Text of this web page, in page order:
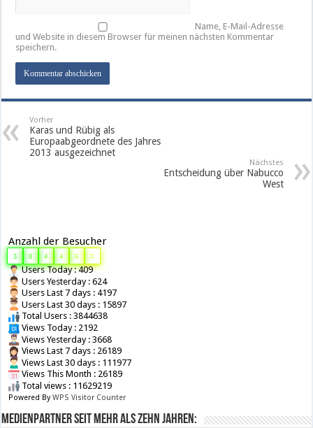
Name, E-Mail-Adresse
und Website in diesem Browser für meinen nächsten Kommentar
speichern.
Vorher
Karas und Rübig als
Europaabgeordnete des Jahres
2013 ausgezeichnet
Nächstes
Entscheidung über Nabucco
West
Anzahl der Besucher
3 8 4 4 6 3
Users Today : 409
Users Yesterday : 624
Users Last 7 days : 4197
Users Last 30 days : 15897
Total Users : 3844638
Views Today : 2192
Views Yesterday : 3668
Views Last 7 days : 26189
Views Last 30 days : 111977
Views This Month : 26189
Total views : 11629219
Powered ByWPS Visitor Counter
Medienpartner seit mehr als zehn Jahren: